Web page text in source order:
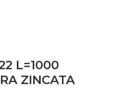
L=1000
ZINCATA